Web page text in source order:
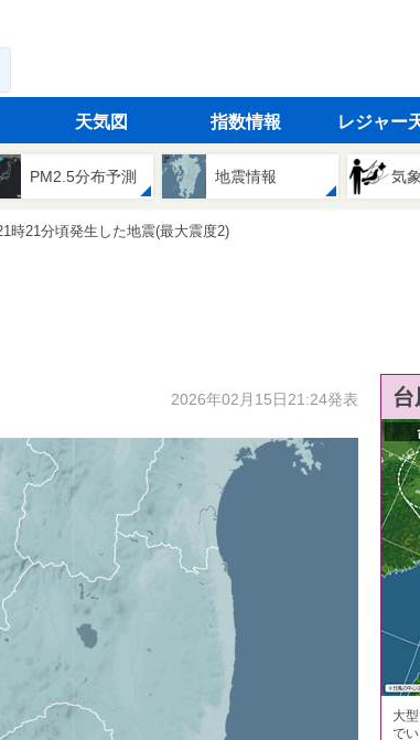
天気図 指数情報 レジャー
PM2.5分布予測 地震情報 気
時21分頃発生した地震(最大震度2)
2026年02月15日21:24発表
大
で